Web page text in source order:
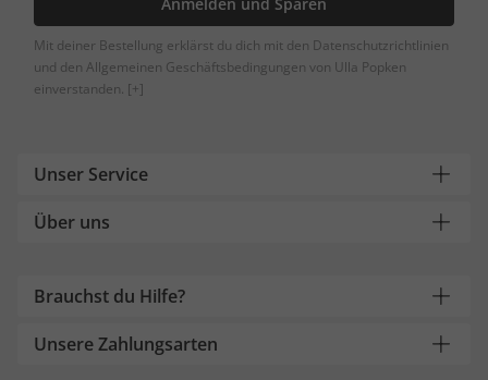
Mit deiner Bestellung erklärst du dich mit den Datenschutzrichtlinien
und den Allgemeinen Geschäftsbedingungen von Ulla Popken
einverstanden. [+]
Unser Service
Über uns
Brauchst du Hilfe?
Unsere Zahlungsarten